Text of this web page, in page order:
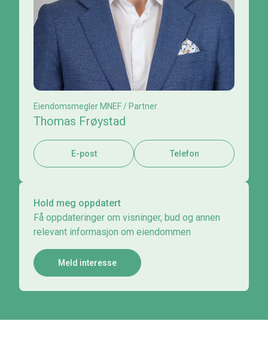
Eiendomsmegler MNEF / Partner
Thomas Frøystad
E-post Telefon
Hold meg oppdatert
Få oppdateringer om visninger, bud og annen
relevant informasjon om eiendommen
Meld interesse